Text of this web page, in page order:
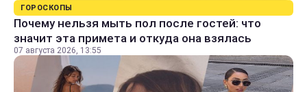
ГОРОСКОПЫ
Почему нельзя мыть пол после гостей: что
значит эта примета и откуда она взялась
07 августа 2026, 13:55